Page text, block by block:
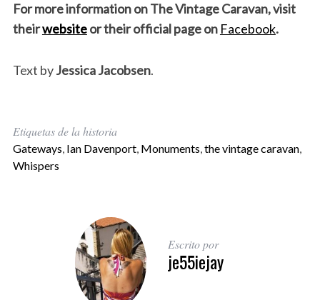
For more information onThe Vintage Caravan, visit
theirwebsiteor their official page on Facebook.
Text byJessica Jacobsen.
Etiquetas de la historia
Gateways, Ian Davenport, Monuments,the vintage caravan,
Whispers
Escrito por
je55iejay